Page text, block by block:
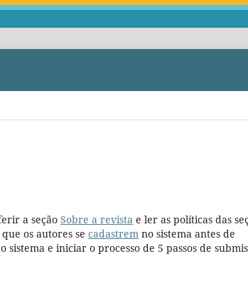
a seção Sobre a revista e ler as políticas das
os autores se cadastrem no sistema antes de
o sistema e iniciar o processo de 5 passos de